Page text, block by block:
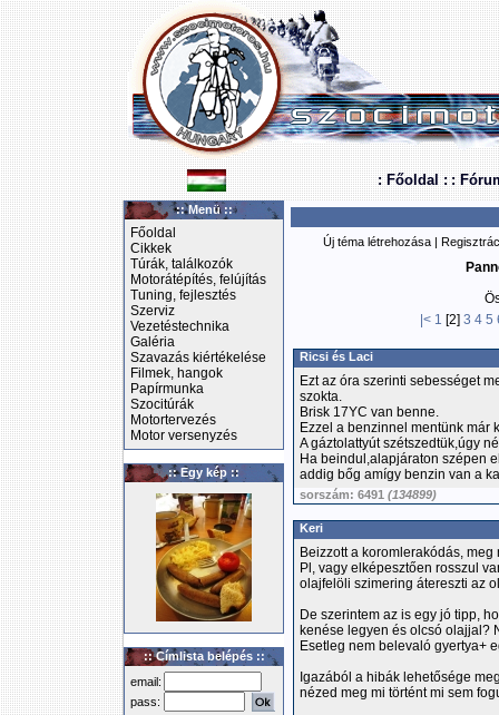
: Főoldal : :
:: Menü ::
Főoldal
Cikkek
Túrák, találkozók
Motorátépítés, felújítás
Tuning, fejlesztés
Szerviz
Vezetéstechnika
Galéria
Szavazás kiértékelése
Filmek, hangok
Papírmunka
Szocitúrák
Motortervezés
Motor versenyzés
:: Egy kép ::
:: Címlista belépés ::
email:
pass:
Új téma létrehozása |
|< 1 [2] 3 4 5
Ricsi és Laci
Ezt az óra szerinti sebességet
szokta.
Brisk 17YC van benne.
Ezzel a benzinnel mentünk már
A gáztolattyút szétszedtük,úgy
Ha beindul,alapjáraton szépen
addig bőg amígy benzin van a
sorszám: 6491 (134899)
Keri
Beizzott a koromlerakódás,
Pl, vagy elképesztően rosszul
olajfelöli szimering átereszti az
De szerintem az is egy jó tipp,
kenése legyen és olcsó olajjal?
Esetleg nem belevaló gyertya+
Igazából a hibák lehetősége
nézed meg mi történt mi sem